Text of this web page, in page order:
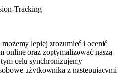
Tracking
możemy lepiej zrozumieć i ocenić
online oraz zoptymalizować naszą
celu synchronizujemy
użytkownika z następującymi